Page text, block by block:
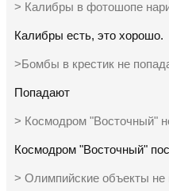
> Калибры в фотошопе
Калибры есть, это хорошо.
>Бомбы в крестик не
Попадают
> Космодром "Восточный"
Космодром "Восточный"
> Олимпийские объекты не